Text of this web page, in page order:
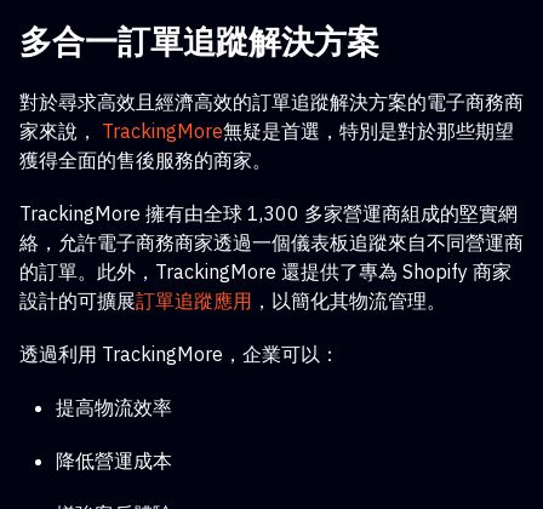
多合一訂單追蹤解決方案
對於尋求高效且經濟高效的訂單追蹤解決方案的電子商務商
家來說， TrackingMore無疑是首選，特別是對於那些期望
獲得全面的售後服務的商家。
TrackingMore 擁有由全球 1,300 多家營運商組成的堅實網
絡，允許電子商務商家透過一個儀表板追蹤來自不同營運商
的訂單。此外，TrackingMore 還提供了專為 Shopify 商家
設計的可擴展訂單追蹤應用 ，以簡化其物流管理。
透過利用 TrackingMore，企業可以：
提高物流效率
降低營運成本